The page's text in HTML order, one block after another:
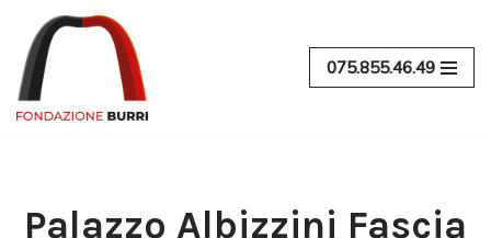
Vai
al
contenuto
075.855.46.49
Palazzo Albizzini Fascia